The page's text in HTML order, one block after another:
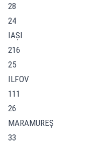
28
24
IAŞI
216
25
ILFOV
111
26
MARAMUREŞ
33